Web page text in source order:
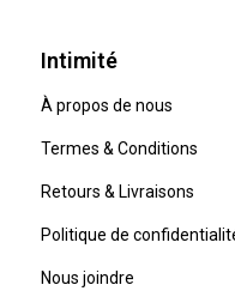
Intimité
À propos de nous
Termes & Conditions
Retours & Livraisons
Politique de
Nous joindre